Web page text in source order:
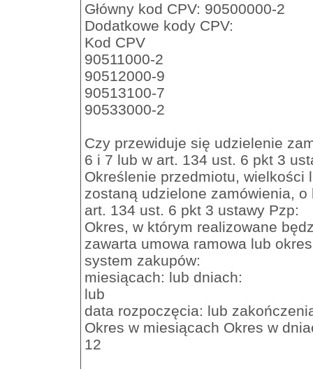
Główny kod CPV: 90500000-2
Dodatkowe kody CPV:
Kod CPV
90511000-2
90512000-9
90513100-7
90533000-2
Czy przewiduje się udzielenie
6 i 7 lub w art. 134 ust. 6 pkt 3
Określenie przedmiotu, wielkości
zostaną udzielone zamówienia,
art. 134 ust. 6 pkt 3 ustawy Pzp:
Okres, w którym realizowane
zawarta umowa ramowa lub
system zakupów:
miesiącach: lub dniach:
lub
data rozpoczęcia: lub
Okres w miesiącach Okres w
12